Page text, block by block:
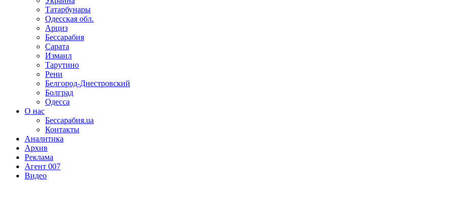
Татарбунары
Одесская обл.
Арциз
Бессарабия
Сарата
Измаил
Тарутино
Рени
Белгород-Днестровский
Болград
Одесса
О нас
Бессарабия.ua
Контакты
Аналитика
Архив
Реклама
Агент 007
Видео